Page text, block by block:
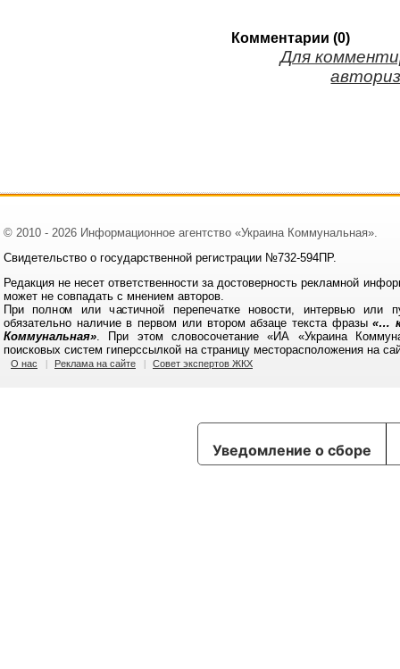
Комментарии (0)
Для
© 2010 - 2026 Информационное агентство «Украина Коммунальная».
Свидетельство о государственной регистрации №732-594ПР.
Редакция не несет ответственности за достоверность рекламной
может не совпадать с мнением авторов.
При полном или частичной перепечатке новости, интервью или
обязательно наличие в первом или втором абзаце текста фразы «…
Коммунальная». При этом словосочетание «ИА «Украина
поисковых систем гиперссылкой на страницу месторасположения на
О нас Реклама на сайте Совет экспертов ЖКХ
Уведомление о сборе